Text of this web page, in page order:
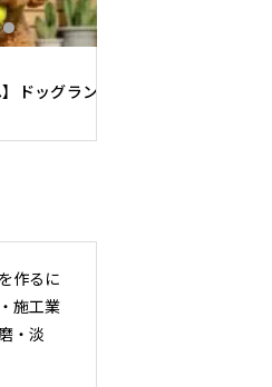
】ドッグラン施工・運営の専門家
作るに
施工業
・淡